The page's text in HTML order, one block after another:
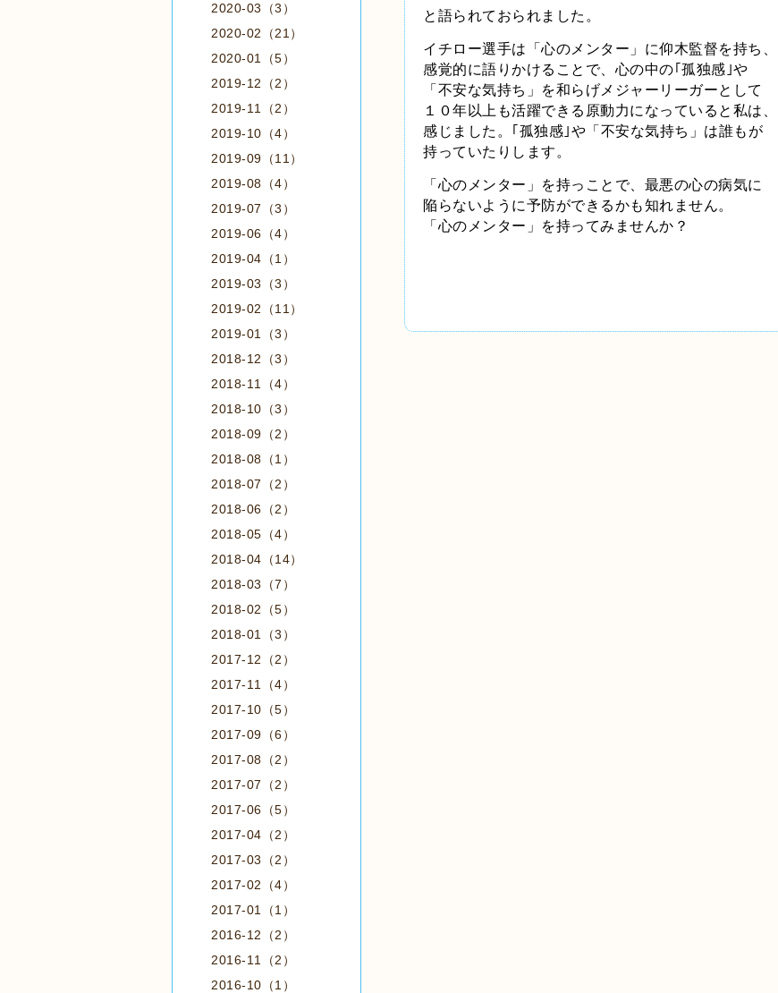
と語られておられました。
イチロー選手は「心のメンター」に仰木監督を持ち、
感覚的に語りかけることで、心の中の｢孤独感｣や
「不安な気持ち」を和らげメジャーリーガーとして
１０年以上も活躍できる原動力になっていると私は、
感じました。｢孤独感｣や「不安な気持ち」は誰もが
持っていたりします。
「心のメンター」を持っことで、最悪の心の病気に
陥らないように予防ができるかも知れません。
「心のメンター」を持ってみませんか？
2020-03（3）
2020-02（21）
2020-01（5）
2019-12（2）
2019-11（2）
2019-10（4）
2019-09（11）
2019-08（4）
2019-07（3）
2019-06（4）
2019-04（1）
2019-03（3）
2019-02（11）
2019-01（3）
2018-12（3）
2018-11（4）
2018-10（3）
2018-09（2）
2018-08（1）
2018-07（2）
2018-06（2）
2018-05（4）
2018-04（14）
2018-03（7）
2018-02（5）
2018-01（3）
2017-12（2）
2017-11（4）
2017-10（5）
2017-09（6）
2017-08（2）
2017-07（2）
2017-06（5）
2017-04（2）
2017-03（2）
2017-02（4）
2017-01（1）
2016-12（2）
2016-11（2）
2016-10（1）